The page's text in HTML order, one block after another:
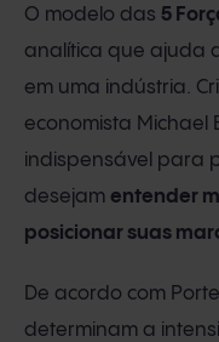
O modelo das 5
analítica que ajuda
em uma indústria.
economista Michael
indispensável para
desejam entender
posicionar suas
De acordo com
determinam a